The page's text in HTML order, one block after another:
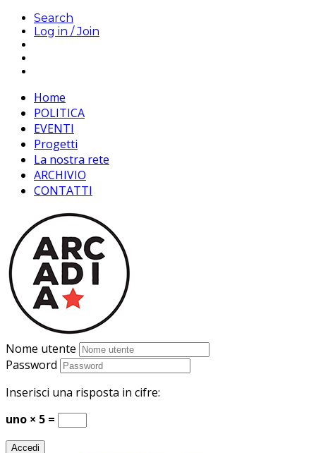
Search
Log in / Join
Home
POLITICA
EVENTI
Progetti
La nostra rete
ARCHIVIO
CONTATTI
Nome utente
Password
Inserisci una risposta in cifre:
uno × 5 =